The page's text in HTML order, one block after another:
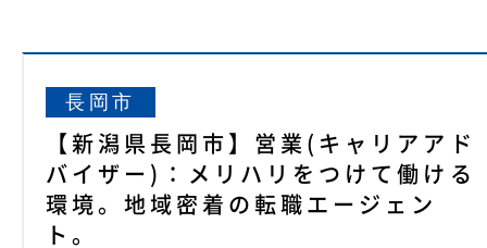
長岡市
【新潟県長岡市】営業(キャリアアド
バイザー)：メリハリをつけて働ける
環境。地域密着の転職エージェン
ト。